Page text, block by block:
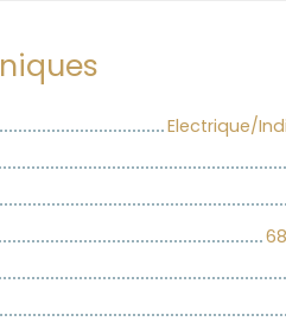
Electrique/